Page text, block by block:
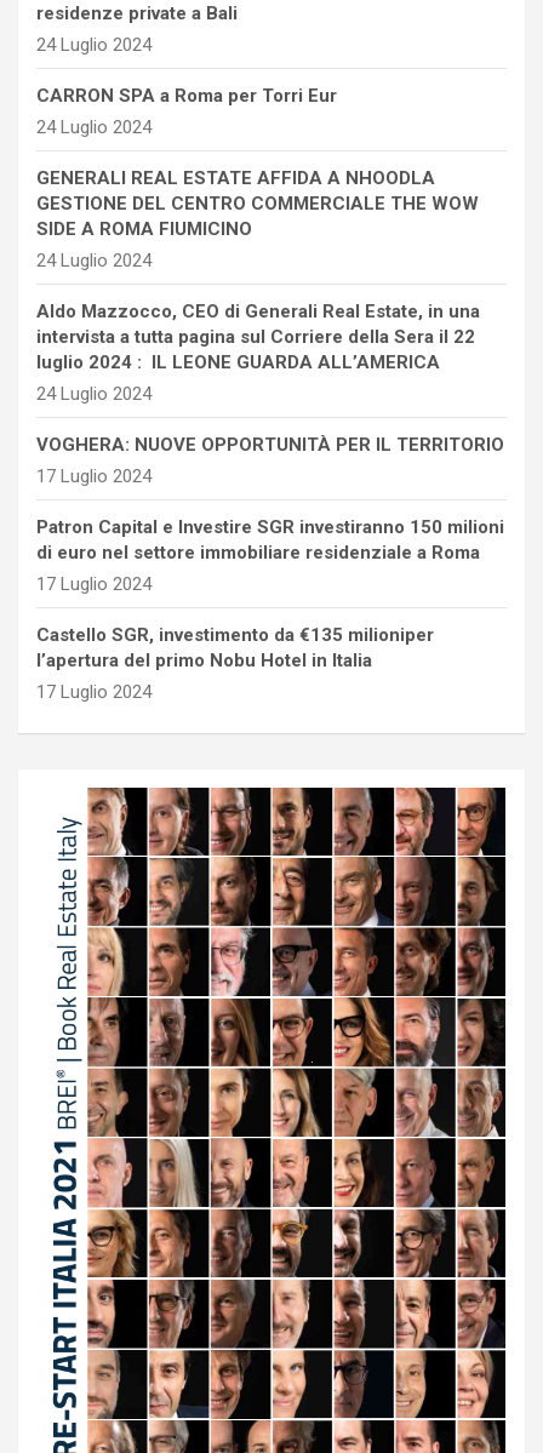
residenze private a Bali
24 Luglio 2024
CARRON SPA a Roma per Torri Eur
24 Luglio 2024
GENERALI REAL ESTATE AFFIDA A NHOODLA
GESTIONE DEL CENTRO COMMERCIALE THE WOW
SIDE A ROMA FIUMICINO
24 Luglio 2024
Aldo Mazzocco, CEO di Generali Real Estate, in una
intervista a tutta pagina sul Corriere della Sera il 22
luglio 2024 : IL LEONE GUARDA ALL’AMERICA
24 Luglio 2024
VOGHERA: NUOVE OPPORTUNITÀ PER IL TERRITORIO
17 Luglio 2024
Patron Capital e Investire SGR investiranno 150 milioni
di euro nel settore immobiliare residenziale a Roma
17 Luglio 2024
Castello SGR, investimento da €135 milioniper
l’apertura del primo Nobu Hotel in Italia
17 Luglio 2024